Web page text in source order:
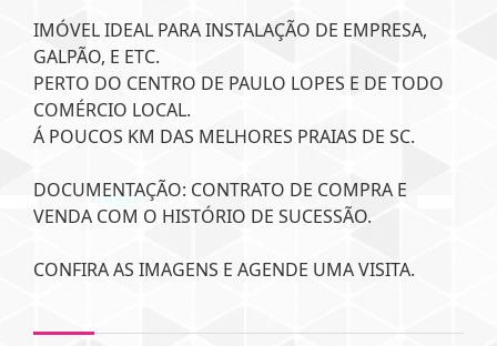
IMÓVEL IDEAL PARA INSTALAÇÃO DE EMPRESA,
GALPÃO, E ETC.
PERTO DO CENTRO DE PAULO LOPES E DE TODO
COMÉRCIO LOCAL.
Á POUCOS KM DAS MELHORES PRAIAS DE SC.
DOCUMENTAÇÃO: CONTRATO DE COMPRA E
VENDA COM O HISTÓRIO DE SUCESSÃO.
CONFIRA AS IMAGENS E AGENDE UMA VISITA.